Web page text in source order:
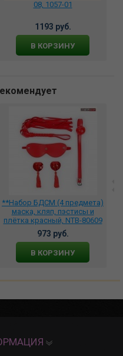
08, 1057-01
1193 руб.
В КОРЗИНУ
**Набор БДСМ (4 предмета)
маска, кляп, пэстисы и
плётка красный, NTB-80609
973 руб.
В КОРЗИНУ